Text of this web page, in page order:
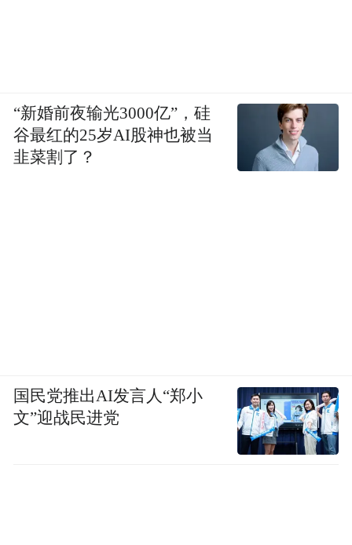
“新婚前夜输光3000亿”，硅
谷最红的25岁AI股神也被当
韭菜割了？
国民党推出AI发言人“郑小
文”迎战民进党